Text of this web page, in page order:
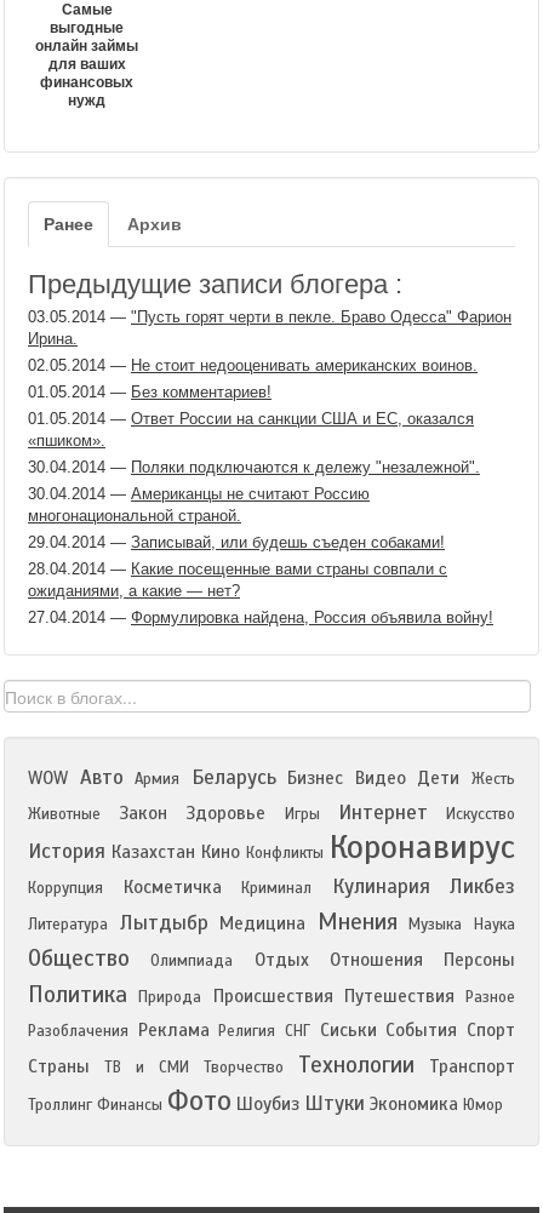
Самые
выгодные
онлайн займы
для ваших
финансовых
нужд
Ранее Архив
Предыдущие записи блогера :
03.05.2014 — "Пусть горят черти в пекле. Браво Одесса" Фарион
Ирина.
02.05.2014 — Не стоит недооценивать американских воинов.
01.05.2014 — Без комментариев!
01.05.2014 — Ответ России на санкции США и ЕС, оказался
«пшиком».
30.04.2014 — Поляки подключаются к дележу "незалежной".
30.04.2014 — Американцы не считают Россию
многонациональной страной.
29.04.2014 — Записывай, или будешь съеден собаками!
28.04.2014 — Какие посещенные вами страны совпали с
ожиданиями, а какие — нет?
27.04.2014 — Формулировка найдена, Россия объявила войну!
WOW Авто Армия Беларусь Бизнес Видео Дети
Жесть
Животные
Закон Здоровье Игры Интернет Искусство
История Казахстан Кино Конфликты Коронавирус
Коррупция Косметичка Криминал Кулинария Ликбез
Литература Лытдыбр Медицина Мнения Музыка Наука
Общество Олимпиада Отдых Отношения Персоны
Политика Природа Происшествия Путешествия
Разное
Разоблачения
Реклама Религия СНГ Сиськи События Спорт
Страны
ТВ и СМИ Творчество Технологии Транспорт
Троллинг Финансы Фото Шоубиз Штуки Экономика Юмор